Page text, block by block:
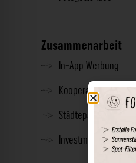
Zusammenarbeit
In-App Werbung
Kooperationen
Städtepartnerschaft
Investment & Presse